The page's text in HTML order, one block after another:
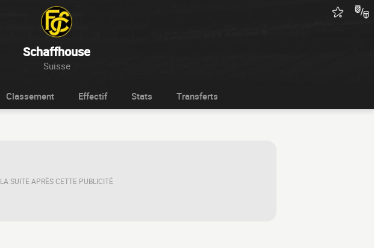
Schaffhouse
Suisse
Classement Effectif Stats Transferts
LA SUITE APRÈS CETTE PUBLICITÉ